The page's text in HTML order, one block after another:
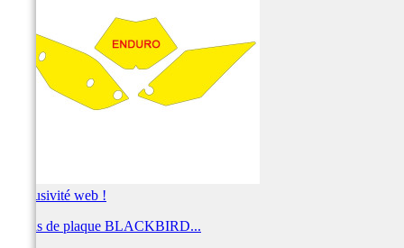
Exclusivité web !
Fonds de plaque BLACKBIRD...